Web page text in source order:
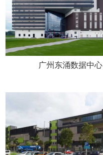
广州东涌数据中心